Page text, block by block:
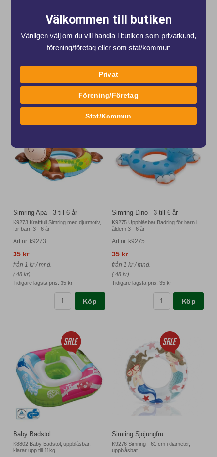
69 kr
från 3 kr / mnd.
Art nr. k9271
35 kr
från 1 kr / mnd.
Simring Apa - 3 till 6 år
K9273 Kraftfull Simring med djurmotiv,
för barn 3 - 6 år
Art nr. k9273
35 kr
från 1 kr / mnd.
( 48 kr)
Tidigare lägsta pris: 35 kr
Köp
Simring Dino - 3 till 6 år
K9275 Uppblåsbar Badring för barn i
åldern 3 - 6 år
Art nr. k9275
35 kr
från 1 kr / mnd.
( 48 kr)
Tidigare lägsta pris: 35 kr
Köp
Baby Badstol
K8802 Baby Badstol, uppblåsbar,
klarar upp till 11kg
Simring Sjöjungfru
K9276 Simring - 61 cm i diameter,
uppblåsbat
Välkommen till butiken
Vänligen välj om du vill handla i butiken som privatkund,
förening/företag eller som stat/kommun
Privat
Förening/Företag
Stat/Kommun